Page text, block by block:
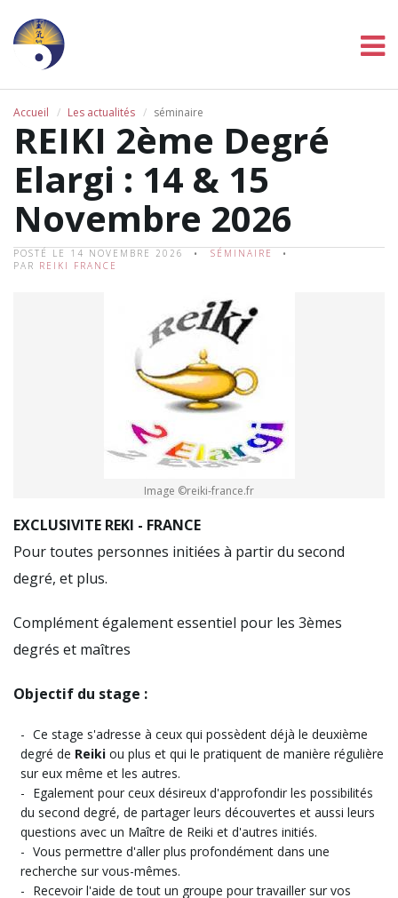
Accueil Les actualités séminaire
REIKI 2ème Degré
Elargi : 14 & 15
Novembre 2026
POSTÉ LE 14 NOVEMBRE 2026
SÉMINAIRE
PAR REIKI FRANCE
Image ©reiki-france.fr
EXCLUSIVITE REKI - FRANCE
Pour toutes personnes initiées à partir du second
degré, et plus.
Complément également essentiel pour les 3èmes
degrés et maîtres
Objectif du stage :
Ce stage s'adresse à ceux qui possèdent déjà le deuxième
degré de Reiki ou plus et qui le pratiquent de manière régulière
sur eux même et les autres.
Egalement pour ceux désireux d'approfondir les possibilités
du second degré, de partager leurs découvertes et aussi leurs
questions avec un Maître de Reiki et d'autres initiés.
Vous permettre d'aller plus profondément dans une
recherche sur vous-mêmes.
Recevoir l'aide de tout un groupe pour travailler sur vos